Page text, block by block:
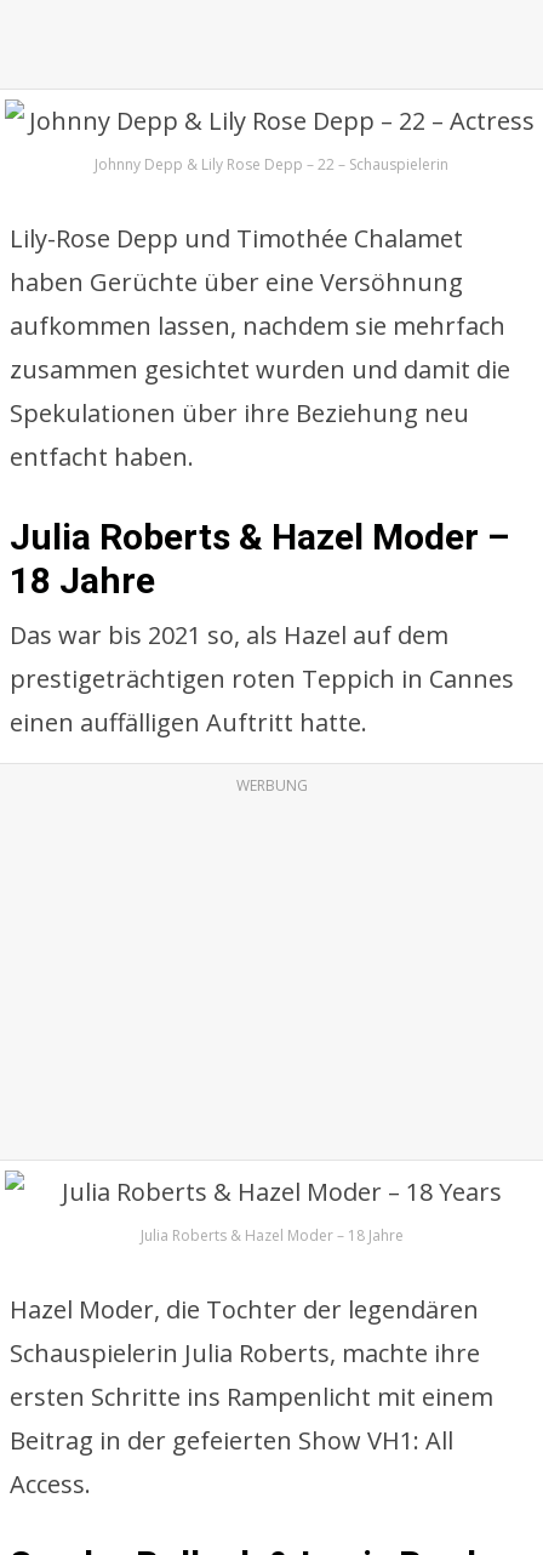
Johnny Depp & Lily Rose Depp – 22 – Schauspielerin
Lily-Rose Depp und Timothée Chalamet
haben Gerüchte über eine Versöhnung
aufkommen lassen, nachdem sie mehrfach
zusammen gesichtet wurden und damit die
Spekulationen über ihre Beziehung neu
entfacht haben.
Julia Roberts & Hazel Moder –
18 Jahre
Das war bis 2021 so, als Hazel auf dem
prestigeträchtigen roten Teppich in Cannes
einen auffälligen Auftritt hatte.
WERBUNG
Julia Roberts & Hazel Moder – 18 Jahre
Hazel Moder, die Tochter der legendären
Schauspielerin Julia Roberts, machte ihre
ersten Schritte ins Rampenlicht mit einem
Beitrag in der gefeierten Show VH1: All
Access.